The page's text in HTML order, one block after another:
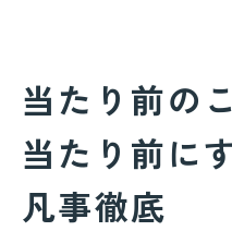
当たり前の
当たり前に
凡事徹底